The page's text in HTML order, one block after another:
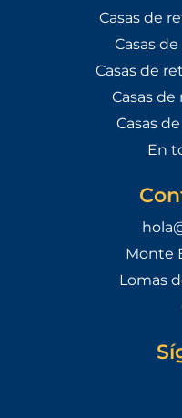
Casas de
Casas
Casas de
Casas
Casas
En
Monte
Lomas